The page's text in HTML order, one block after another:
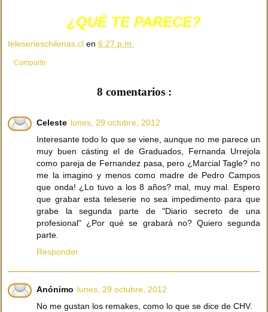
¿QUÉ TE PARECE?
teleserieschilenas.cl en 6:27 p.m.
Compartir
8 comentarios :
Celeste lunes, 29 octubre, 2012
Interesante todo lo que se viene, aunque no me parece un
muy buen cásting el de Graduados, Fernanda Urrejola
como pareja de Fernandez pasa, pero ¿Marcial Tagle? no
me la imagino y menos como madre de Pedro Campos
que onda! ¿Lo tuvo a los 8 años? mal, muy mal. Espero
que grabar esta teleserie no sea impedimento para que
grabe la segunda parte de "Diario secreto de una
profesional" ¿Por qué se grabará no? Quiero segunda
parte.
Responder
Anónimo lunes, 29 octubre, 2012
No me gustan los remakes, como lo que se dice de CHV.